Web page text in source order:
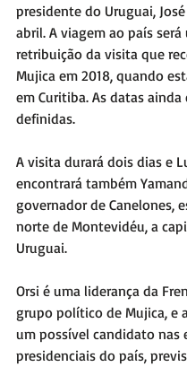
presidente do Uruguai,
abril. A viagem ao país será
retribuição da visita que
Mujica em 2018, quando
em Curitiba. As datas
definidas.
A visita durará dois dias e
encontrará também
governador de Canelones,
norte de Montevidéu, a
Uruguai.
Orsi é uma liderança da
grupo político de Mujica, e
um possível candidato nas
presidenciais do país,